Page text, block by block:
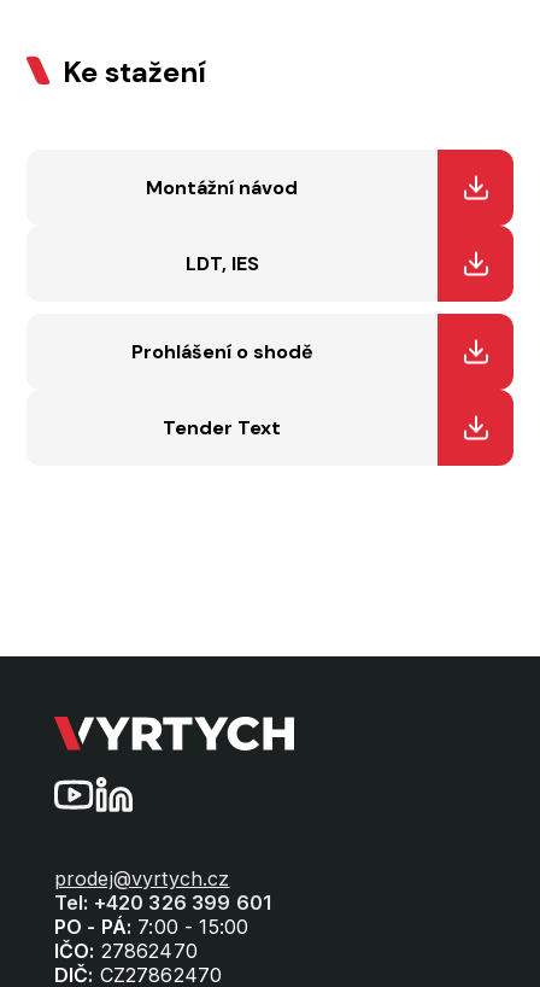
Ke stažení
Montážní návod
LDT, IES
Prohlášení o shodě
Tender Text
prodej@vyrtych.cz
Tel: +420 326 399 601
PO - PÁ: 7:00 - 15:00
IČO: 27862470
DIČ: CZ27862470